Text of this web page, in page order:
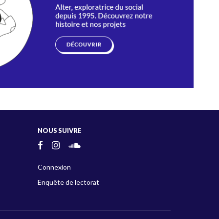
NOUS SUIVRE
Connexion
Enquête de lectorat